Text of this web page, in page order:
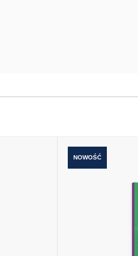
NOWOŚĆ